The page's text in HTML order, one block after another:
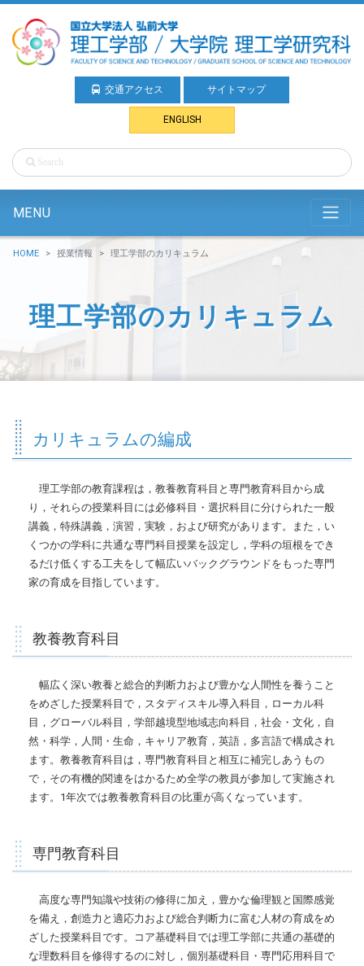
交通アクセス サイトマップ
ENGLISH
MENU
HOME 授業情報 理工学部のカリキュラム
理工学部のカリキュラム
カリキュラムの編成
理工学部の教育課程は，教養教育科目と専門教育科目から成
り，それらの授業科目には必修科目・選択科目に分けられた一般
講義，特殊講義，演習，実験，および研究があります。また，い
くつかの学科に共通な専門科目授業を設定し，学科の垣根をでき
るだけ低くする工夫をして幅広いバックグラウンドをもった専門
家の育成を目指しています。
教養教育科目
幅広く深い教養と総合的判断力および豊かな人間性を養うこと
をめざした授業科目で，スタディスキル導入科目，ローカル科
目，グローバル科目，学部越境型地域志向科目，社会・文化，自
然・科学，人間・生命，キャリア教育，英語，多言語で構成され
ます。教養教育科目は，専門教育科目と相互に補完しあうもの
で，その有機的関連をはかるため全学の教員が参加して実施され
ます。1年次では教養教育科目の比重が高くなっています。
専門教育科目
高度な専門知識や技術の修得に加え，豊かな倫理観と国際感覚
を備え，創造力と適応力および総合判断力に富む人材の育成をめ
ざした授業科目です。コア基礎科目では理工学部に共通の基礎的
な理数科目を修得するのに対し，個別基礎科目・専門応用科目で